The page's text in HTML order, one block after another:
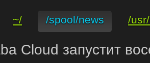
~/ /spool/news /
Cloud запустит